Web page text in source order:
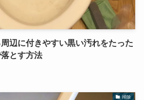
辺に付きやすい黒い汚れをたった
とす方法
掃除